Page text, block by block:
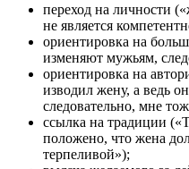
переход на личности
не является
ориентировка на
изменяют мужьям,
ориентировка на
изводил жену, а ведь
следовательно, мне
ссылка на традиции
положено, что жена
терпеливой»);